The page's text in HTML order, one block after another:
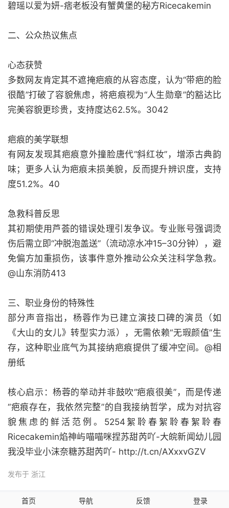
碧瑶以爱为妍-痞老板没有蟹黄堡的秘方Ricecakemin
二、公众热议焦点
心态获赞
多数网友肯定其不遮掩疤痕的从容态度，认为“带疤的脸
很酷”打破了容貌焦虑，将疤痕视为“人生勋章”的豁达比
完美容貌更珍贵，支持度达62.5%。3042
疤痕的美学联想
有网友发现其疤痕意外撞脸唐代“斜红妆”，增添古典韵
味；更多人认为疤痕未损美貌，反而提升辨识度，支持
度51.2%。40
急救科普反思
其初期使用芦荟的错误处理引发争议。专业账号强调烫
伤后需立即“冲脱泡盖送”（流动凉水冲15–30分钟），避
免偏方加重损伤，该事件意外推动公众关注科学急救。
@山东消防413
三、职业身份的特殊性
部分声音指出，杨蓉作为已建立演技口碑的演员（如
《大山的女儿》转型实力派），无需依赖“无瑕颜值”生
存，这种职业底气为其接纳疤痕提供了缓冲空间。@相
册纸
核心启示：杨蓉的举动并非鼓吹“疤痕很美”，而是传递
“疤痕存在，我依然完整”的自我接纳哲学，成为对抗容
貌焦虑的鲜活范例。5254絮聆春絮聆春絮聆春
Ricecakemin焰神屿喵喵咪捏苏甜芮吖-大皖新闻幼儿园
我没毕业小沫奈糖苏甜芮吖- http://t.cn/AXxxvGZV
发布于 浙江
首页 导航 反馈 登录